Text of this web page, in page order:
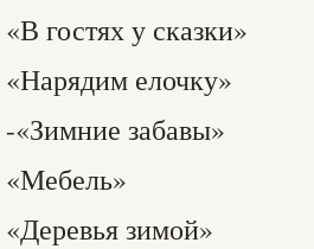
гостях у сказки»
«Нарядим елочку»
«Зимние забавы»
«Мебель»
зимой»